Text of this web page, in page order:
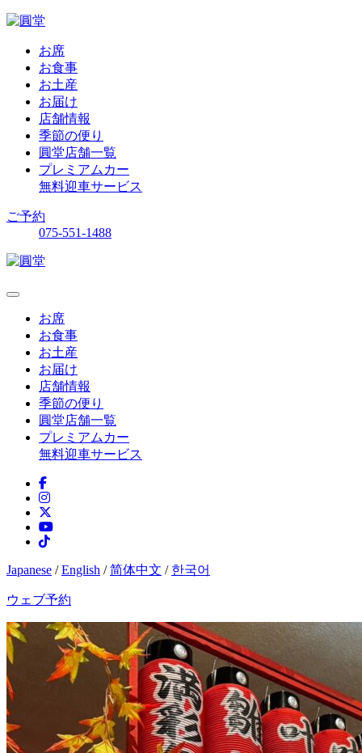
お席
お食事
お土産
お届け
店舗情報
季節の便り
圓堂店舗一覧
プレミアムカー
無料迎車サービス
ご予約
075-551-1488
お席
お食事
お土産
お届け
店舗情報
季節の便り
圓堂店舗一覧
プレミアムカー
無料迎車サービス
Japanese /English /简体中文 / 한국어
ウェブ予約